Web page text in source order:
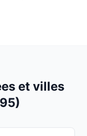
et villes
95)